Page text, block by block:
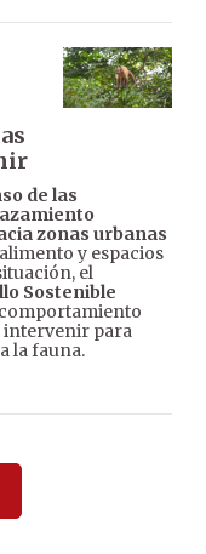
de las
zonas urbanas
y espacios
el
Sostenible
intervenir para
la fauna.